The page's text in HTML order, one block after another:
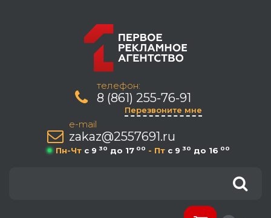
телефон:
8 (861) 255-76-91
Перезвоните мне
e-mail
zakaz@2557691.ru
Пн-Чт c 9 30 до 17 00 - Пт c 9 30 до 16 00